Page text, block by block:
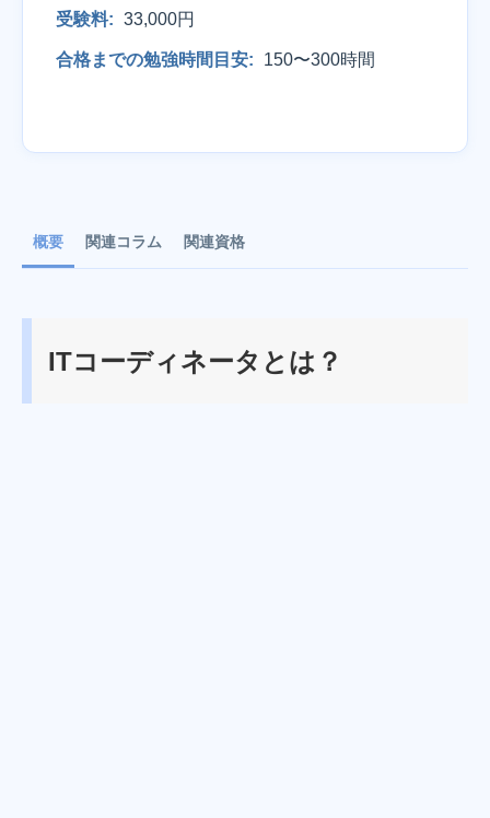
受験料: 33,000円
合格までの勉強時間目安: 150〜300時間
概要 関連コラム 関連資格
ITコーディネータとは？